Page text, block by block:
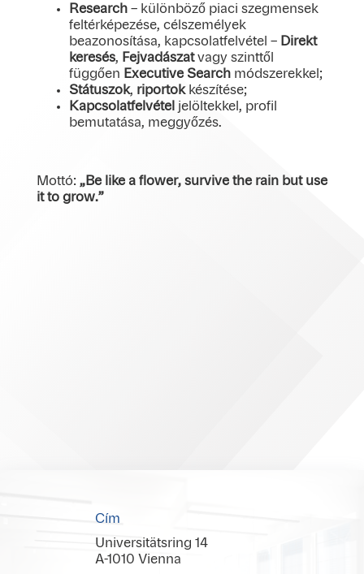
Research– különböző piaci szegmensek
feltérképezése, célszemélyek
beazonosítása, kapcsolatfelvétel – Direkt
keresés, Fejvadászatvagy szinttől
függően Executive Searchmódszerekkel;
Státuszok, riportokkészítése;
Kapcsolatfelvétel jelöltekkel, profil
bemutatása, meggyőzés.
Mottó: „Be like a flower, survive the rain but use
it to grow.”
Cím
Universitätsring 14
A-1010 Vienna